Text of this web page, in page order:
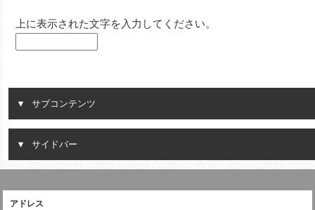
上に表示された文字を入力してください。
サブコンテンツ
サイドバー
アドレス